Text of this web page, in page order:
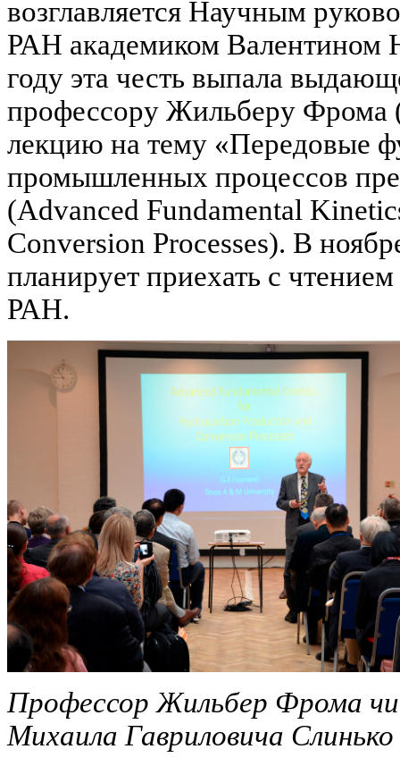
возглавляется Научным
РАН академиком Валентином
году эта честь выпала
профессору Жильберу Фрома
лекцию на тему «Передовые
промышленных процессов
(Advanced Fundamental
Conversion Processes). В
планирует приехать с
РАН.
Профессор Жильбер Фрома
Михаила Гавриловича Слинько